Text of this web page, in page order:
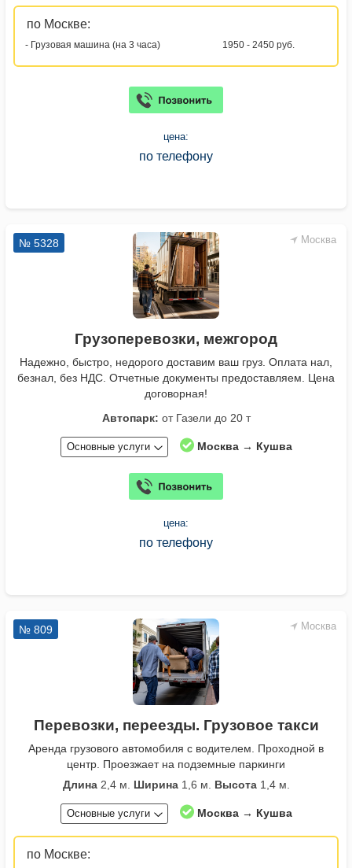
по Москве:
- Грузовая машина (на 3 часа) 1950 - 2450 руб.
цена:
по телефону
Москва
№ 5328
Грузоперевозки, межгород
Надежно, быстро, недорого доставим ваш груз. Оплата нал,
безнал, без НДС. Отчетные документы предоставляем. Цена
договорная!
Автопарк: от Газели до 20 т
Основные услуги Москва → Кушва
цена:
по телефону
Москва
№ 809
Перевозки, переезды. Грузовое такси
Аренда грузового автомобиля с водителем. Проходной в
центр. Проезжает на подземные паркинги
Длина2,4 м. Ширина1,6 м. Высота1,4 м.
Основные услуги Москва → Кушва
по Москве: